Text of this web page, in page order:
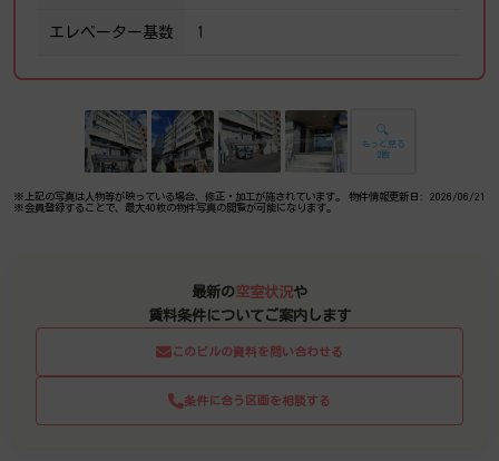
エレベーター基数 1
🔍
もっと見る
2枚
※上記の写真は人物等が映っている場合、修正・加工が施されています。
※会員登録することで、最大40枚の物件写真の閲覧が可能になります。
物件情報更新日: 2026/06/21
最新の空室状況や
賃料条件についてご案内します
このビルの資料を問い合わせる
条件に合う区画を相談する